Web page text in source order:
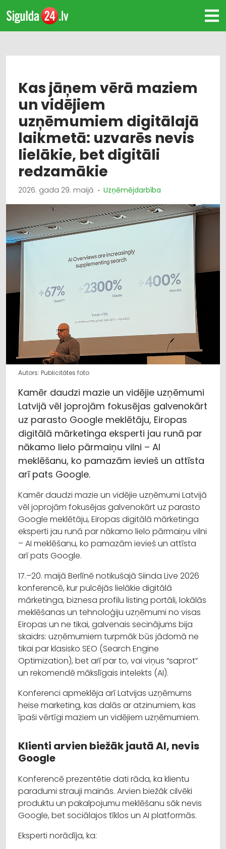
Kas jāņem vērā maziem
un vidējiem
uzņēmumiem digitālajā
laikmetā: uzvarēs nevis
lielākie, bet digitāli
redzamākie
2026. gada 29. maijā Uzņēmējdarbība
Autors: Publicitātes foto
Kamēr daudzi mazie un vidējie uzņēmumi
Latvijā vēl joprojām fokusējas galvenokārt
uz parasto Google meklētāju, Eiropas
digitālā mārketinga eksperti jau runā par
nākamo lielo pārmaiņu vilni – AI
meklēšanu, ko pamazām ievieš un attīsta
arī pats Google.
Kamēr daudzi mazie un vidējie uzņēmumi Latvijā
vēl joprojām fokusējas galvenokārt uz parasto
Google meklētāju, Eiropas digitālā mārketinga
eksperti jau runā par nākamo lielo pārmaiņu vilni
– AI meklēšanu, ko pamazām ievieš un attīsta
arī pats Google.
17.–20. maijā Berlīnē notikušajā Siinda Live 2026
konferencē, kur pulcējās lielākie digitālā
mārketinga, biznesa profilu listing portāli, lokālās
meklēšanas un tehnoloģiju uzņēmumi no visas
Eiropas un ne tikai, galvenais secinājums bija
skaidrs: uzņēmumiem turpmāk būs jādomā ne
tikai par klasisko SEO (Search Engine
Optimization), bet arī par to, vai viņus “saprot”
un rekomendē mākslīgais intelekts (AI).
Konferenci apmeklēja arī Latvijas uzņēmums
heise marketing, kas dalās ar atzinumiem, kas
īpaši vērtīgi maziem un vidējiem uzņēmumiem.
Klienti arvien biežāk jautā AI, nevis
Google
Konferencē prezentētie dati rāda, ka klientu
paradumi strauji mainās. Arvien biežāk cilvēki
produktu un pakalpojumu meklēšanu sāk nevis
Google, bet sociālajos tīklos un AI platformās.
Eksperti norādīja, ka: